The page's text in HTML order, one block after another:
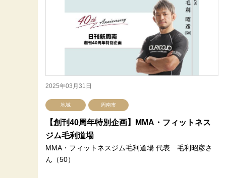
2025年03月31日
地域 周南市
【創刊40周年特別企画】MMA・フィットネス
ジム毛利道場
MMA・フィットネスジム毛利道場 代表 毛利昭彦さ
ん（50）